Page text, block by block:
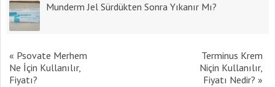
Munderm Jel Sürdükten Sonra Yıkanır Mı?
« Psovate Merhem
Ne İçin Kullanılır,
Fiyatı?
Terminus Krem
Niçin Kullanılır,
Fiyatı Nedir? »